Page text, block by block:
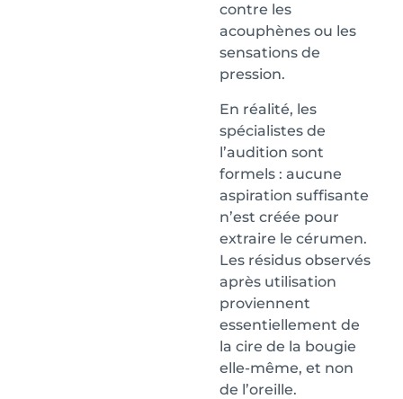
contre les
acouphènes ou les
sensations de
pression.
En réalité, les
spécialistes de
l’audition sont
formels : aucune
aspiration suffisante
n’est créée pour
extraire le cérumen.
Les résidus observés
après utilisation
proviennent
essentiellement de
la cire de la bougie
elle-même, et non
de l’oreille.